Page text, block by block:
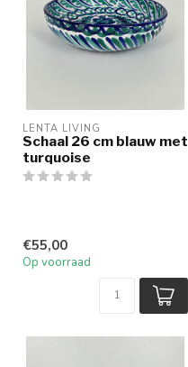
LENTA LIVING
Schaal 26 cm blauw met
turquoise
€55,00
Op voorraad